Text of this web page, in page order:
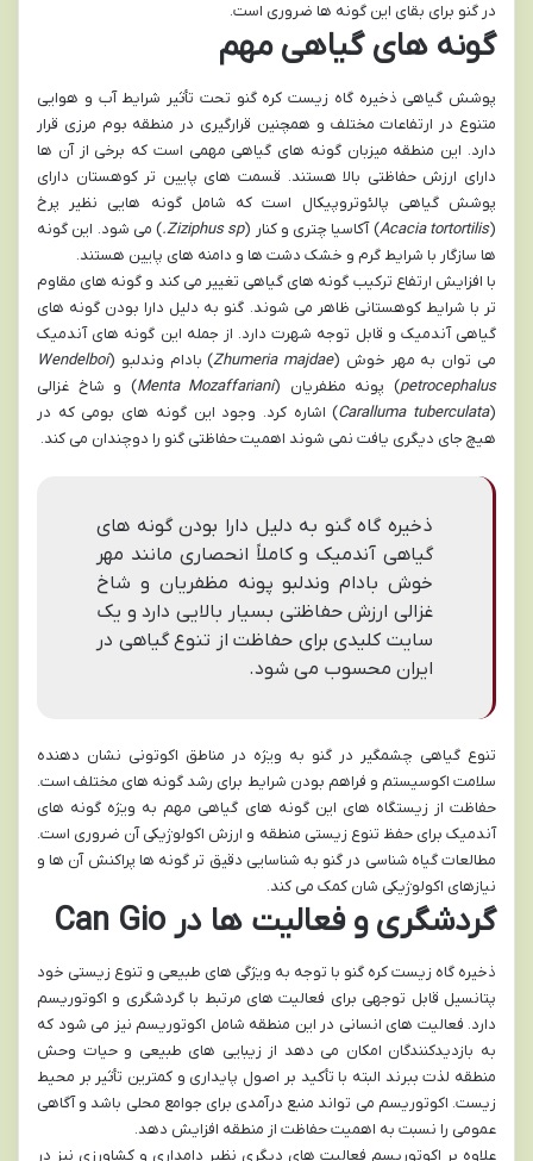
در گنو برای بقای این گونه ها ضروری است.
گونه های گیاهی مهم
پوشش گیاهی ذخیره گاه زیست کره گنو تحت تأثیر شرایط آب و هوایی
متنوع در ارتفاعات مختلف و همچنین قرارگیری در منطقه بوم مرزی قرار
دارد. این منطقه میزبان گونه های گیاهی مهمی است که برخی از آن ها
دارای ارزش حفاظتی بالا هستند. قسمت های پایین تر کوهستان دارای
پوشش گیاهی پالئوتروپیکال است که شامل گونه هایی نظیر پرخ
(
Acacia tortortilis) آکاسیا چتری و کنار (Ziziphus sp. ) می شود. این گونه
ها سازگار با شرایط گرم و خشک دشت ها و دامنه های پایین هستند.
با افزایش ارتفاع ترکیب گونه های گیاهی تغییر می کند و گونه های مقاوم
تر با شرایط کوهستانی ظاهر می شوند. گنو به دلیل دارا بودن گونه های
گیاهی آندمیک و قابل توجه شهرت دارد. از جمله این گونه های آندمیک
می توان به مهر خوش (Zhumeria majdae) بادام وندلبو (Wendelboi
petrocephalus) پونه مظفریان (Menta Mozaffariani) و شاخ غزالی
(
Caralluma tuberculata) اشاره کرد. وجود این گونه های بومی که در
هیچ جای دیگری یافت نمی شوند اهمیت حفاظتی گنو را دوچندان می کند.
ذخیره گاه گنو به دلیل دارا بودن گونه های
گیاهی آندمیک و کاملاً انحصاری مانند مهر
خوش بادام وندلبو پونه مظفریان و شاخ
غزالی ارزش حفاظتی بسیار بالایی دارد و یک
سایت کلیدی برای حفاظت از تنوع گیاهی در
ایران محسوب می شود.
تنوع گیاهی چشمگیر در گنو به ویژه در مناطق اکوتونی نشان دهنده
سلامت اکوسیستم و فراهم بودن شرایط برای رشد گونه های مختلف است.
حفاظت از زیستگاه های این گونه های گیاهی مهم به ویژه گونه های
آندمیک برای حفظ تنوع زیستی منطقه و ارزش اکولوژیکی آن ضروری است.
مطالعات گیاه شناسی در گنو به شناسایی دقیق تر گونه ها پراکنش آن ها و
نیازهای اکولوژیکی شان کمک می کند.
گردشگری و فعالیت ها در Can Gio
ذخیره گاه زیست کره گنو با توجه به ویژگی های طبیعی و تنوع زیستی خود
پتانسیل قابل توجهی برای فعالیت های مرتبط با گردشگری و اکوتوریسم
دارد. فعالیت های انسانی در این منطقه شامل اکوتوریسم نیز می شود که
به بازدیدکنندگان امکان می دهد از زیبایی های طبیعی و حیات وحش
منطقه لذت ببرند البته با تأکید بر اصول پایداری و کمترین تأثیر بر محیط
زیست. اکوتوریسم می تواند منبع درآمدی برای جوامع محلی باشد و آگاهی
عمومی را نسبت به اهمیت حفاظت از منطقه افزایش دهد.
علاوه بر اکوتوریسم فعالیت های دیگری نظیر دامداری و کشاورزی نیز در